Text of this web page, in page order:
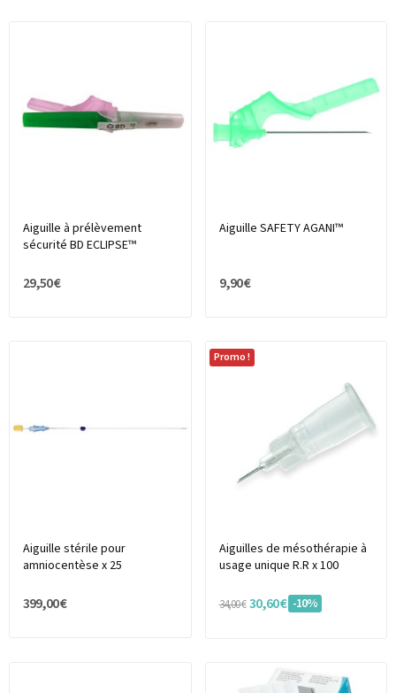
Aiguille à prélèvement
sécurité BD ECLIPSE™
29,50 €
Aiguille SAFETY AGANI™
9,90 €
Aiguille stérile pour
amniocentèse x 25
399,00 €
Promo !
Aiguilles de mésothérapie à
usage unique R.R x 100
34,00 € 30,60 € -10%